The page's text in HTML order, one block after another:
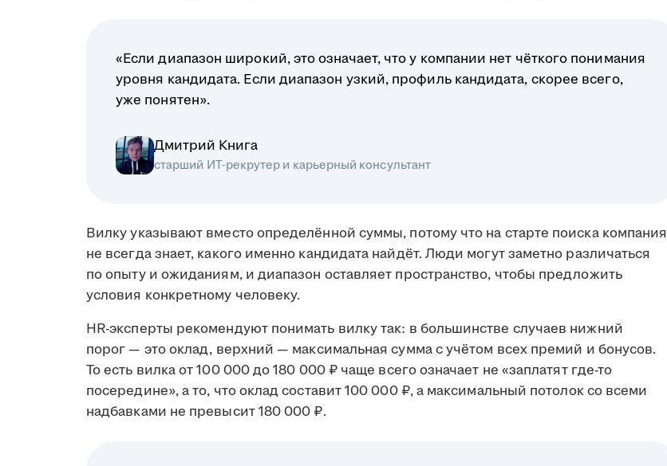
«Если диапазон широкий, это означает, что у компании нет чёткого понимания
уровня кандидата. Если диапазон узкий, профиль кандидата, скорее всего,
уже понятен».
Дмитрий Книга
старший ИТ-рекрутер и карьерный консультант
Вилку указывают вместо определённой суммы, потому что на старте поиска компания
не всегда знает, какого именно кандидата найдёт. Люди могут заметно различаться
по опыту и ожиданиям, и диапазон оставляет пространство, чтобы предложить
условия конкретному человеку.
HR-эксперты рекомендуют понимать вилку так: в большинстве случаев нижний
порог — это оклад, верхний — максимальная сумма с учётом всех премий и бонусов.
То есть вилка от 100 000 до 180 000 ₽ чаще всего означает не «заплатят где-то
посередине», а то, что оклад составит 100 000 ₽, а максимальный потолок со всеми
надбавками не превысит 180 000 ₽.